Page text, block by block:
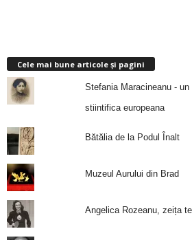
Cele mai bune articole și pagini
Stefania Maracineanu -
stiintifica europeana
Bătălia de la Podul Înalt
Muzeul Aurului din Brad
Angelica Rozeanu, zeița